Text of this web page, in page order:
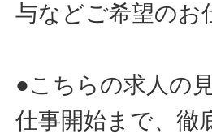
与などご希望のお
●こちらの求人の
仕事開始まで、徹